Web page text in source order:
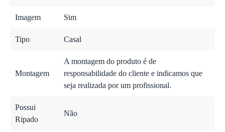
Imagem Sim
Tipo Casal
Montagem
A montagem do produto é de
responsabilidade do cliente e indicamos que
seja realizada por um profissional.
Possui
Ripado
Não